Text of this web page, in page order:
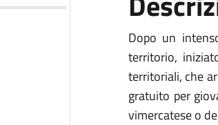
Dopo un
territorio,
territoriali, che
gratuito per
vimercatese o